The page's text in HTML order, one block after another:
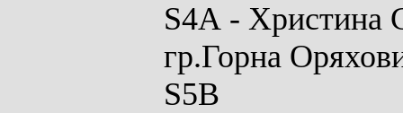
S4A - Христина
гр.Горна
S5B